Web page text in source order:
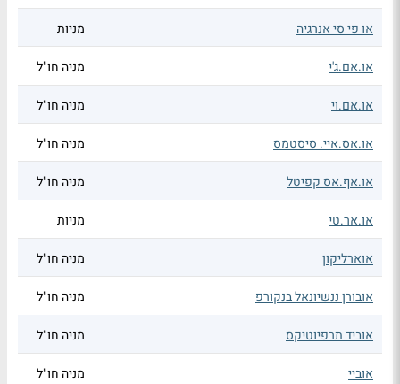
או פי סי אנרגיה מניות
או.אם.ג'י מניה חו"ל
או.אם.וי מניה חו"ל
או.אס.איי. סיסטמס מניה חו"ל
או.אף.אס קפיטל מניה חו"ל
או.אר.טי מניות
אוארליקון מניה חו"ל
אובורן ננשיונאל בנקורפ מניה חו"ל
אוביד תרפיוטיקס מניה חו"ל
אוביי מניה חו"ל